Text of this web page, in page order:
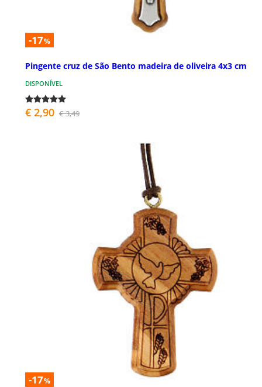
-17%
Pingente cruz de São Bento madeira de oliveira 4x3 cm
DISPONÍVEL
€ 2,90 € 3,49
-17%